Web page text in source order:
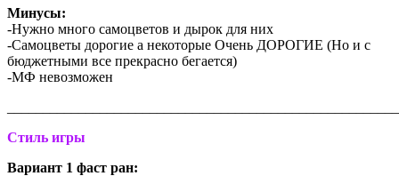
Минусы:
-Нужно много самоцветов и дырок для них
-Самоцветы дорогие а некоторые Очень ДОРОГИЕ (Но и с
бюджетными все прекрасно бегается)
-МФ невозможен
Стиль игры
Вариант 1 фаст ран: